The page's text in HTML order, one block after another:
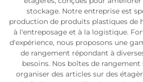
stockage. Notre entreprise est
production de produits plastiques de
à l'entreposage et à la logistique.
d'expérience, nous proposons une
de rangement répondant à
besoins. Nos boîtes de
organiser des articles sur des